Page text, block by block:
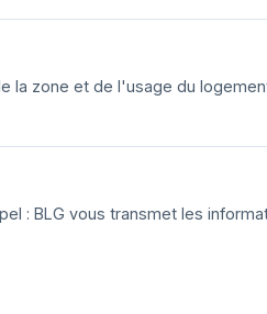
la zone et de l'usage du
: BLG vous transmet les